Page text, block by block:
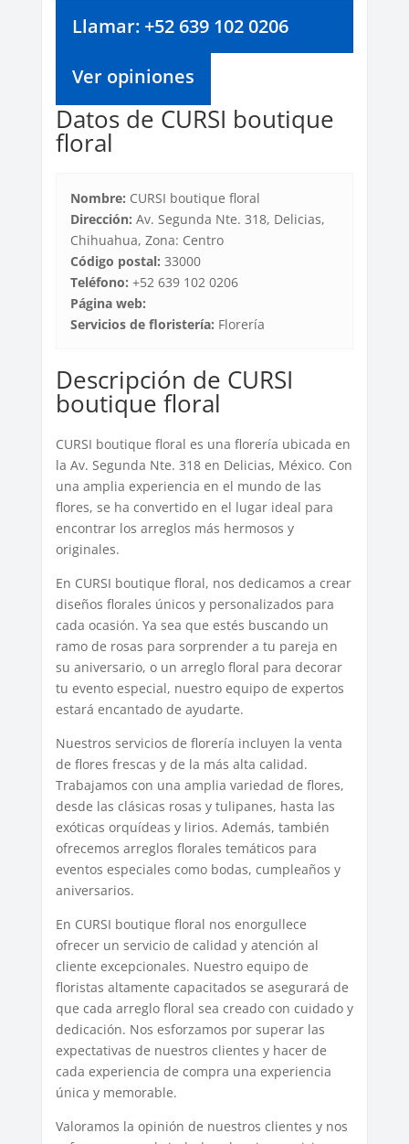
Llamar: +52 639 102 0206
Ver opiniones
Datos de CURSI boutique
floral
Nombre: CURSI boutique floral
Dirección: Av. Segunda Nte. 318, Delicias,
Chihuahua, Zona: Centro
Código postal: 33000
Teléfono: +52 639 102 0206
Página web:
Servicios de floristería: Florería
Descripción de CURSI
boutique floral
CURSI boutique floral es una florería ubicada en
la Av. Segunda Nte. 318 en Delicias, México. Con
una amplia experiencia en el mundo de las
flores, se ha convertido en el lugar ideal para
encontrar los arreglos más hermosos y
originales.
En CURSI boutique floral, nos dedicamos a crear
diseños florales únicos y personalizados para
cada ocasión. Ya sea que estés buscando un
ramo de rosas para sorprender a tu pareja en
su aniversario, o un arreglo floral para decorar
tu evento especial, nuestro equipo de expertos
estará encantado de ayudarte.
Nuestros servicios de florería incluyen la venta
de flores frescas y de la más alta calidad.
Trabajamos con una amplia variedad de flores,
desde las clásicas rosas y tulipanes, hasta las
exóticas orquídeas y lirios. Además, también
ofrecemos arreglos florales temáticos para
eventos especiales como bodas, cumpleaños y
aniversarios.
En CURSI boutique floral nos enorgullece
ofrecer un servicio de calidad y atención al
cliente excepcionales. Nuestro equipo de
floristas altamente capacitados se asegurará de
que cada arreglo floral sea creado con cuidado y
dedicación. Nos esforzamos por superar las
expectativas de nuestros clientes y hacer de
cada experiencia de compra una experiencia
única y memorable.
Valoramos la opinión de nuestros clientes y nos